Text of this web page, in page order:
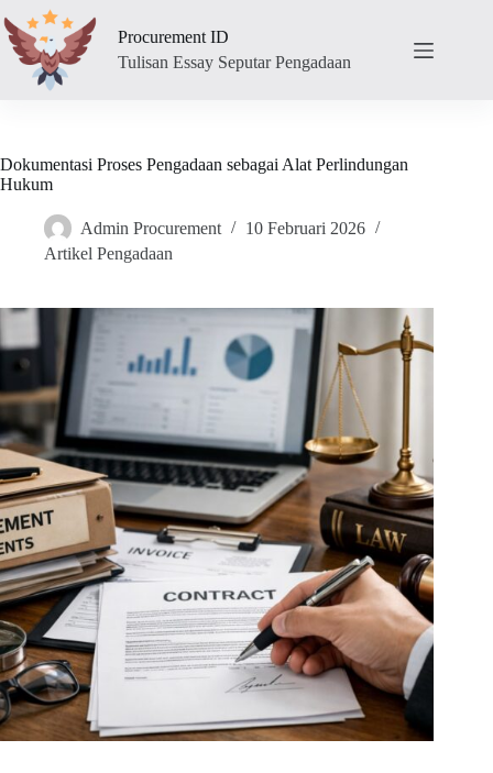
to
content
Procurement ID
Tulisan Essay Seputar Pengadaan
Dokumentasi Proses Pengadaan sebagai Alat Perlindungan
Hukum
Admin Procurement
10 Februari 2026
Artikel Pengadaan